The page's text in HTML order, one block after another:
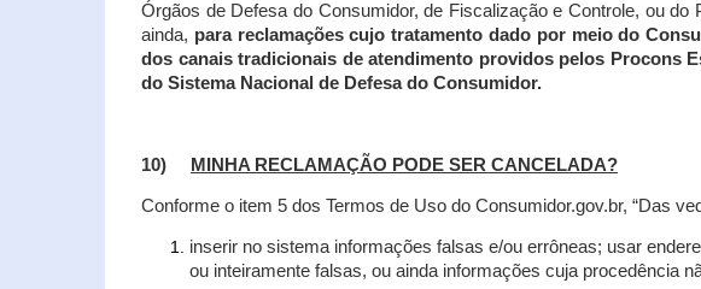
Órgãos de Defesa do Consumidor, de Fiscalização e Controle, ou
ainda, para reclamações cujo tratamento dado por meio do
dos canais tradicionais de atendimento providos pelos Procons
do Sistema Nacional de Defesa do Consumidor.
10) MINHA RECLAMAÇÃO PODE SER CANCELADA?
Conforme o item 5 dos Termos de Uso do Consumidor.gov.br, “Das
inserir no sistema informações falsas e/ou errôneas; usar
ou inteiramente falsas, ou ainda informações cuja procedência